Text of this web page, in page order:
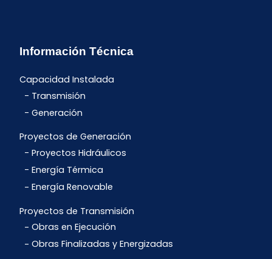
Información Técnica
Capacidad Instalada
Transmisión
Generación
Proyectos de Generación
Proyectos Hidráulicos
Energía Térmica
Energía Renovable
Proyectos de Transmisión
Obras en Ejecución
Obras Finalizadas y Energizadas